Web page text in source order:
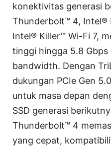
konektivitas generasi
Thunderbolt™ 4, Intel®
Intel® Killer™ Wi-Fi 7,
tinggi hingga 5.8
bandwidth. Dengan
dukungan PCIe Gen
untuk masa depan
SSD generasi
Thunderbolt™ 4
yang cepat,